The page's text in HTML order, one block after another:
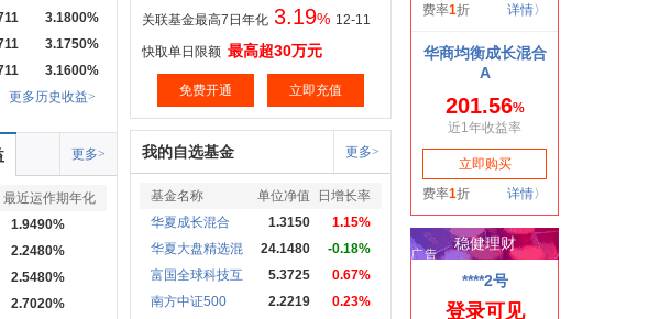
3.1800%
3.1750%
3.1600%
更多历史收益>
更多>
最近运作期年化
1.9490%
2.2480%
2.5480%
2.7020%
关联基金最高7日年化 3.19% 12-11
快取单日限额 最高超30万元
免费开通 立即充值
我的自选基金 更多>
基金名称 单位净值
日增长率
华夏成长混合
1.3150
1.15%
华夏大盘精选混
24.1480
-0.18%
富国全球科技互
5.3725
0.67%
南方中证500
2.2219
0.23%